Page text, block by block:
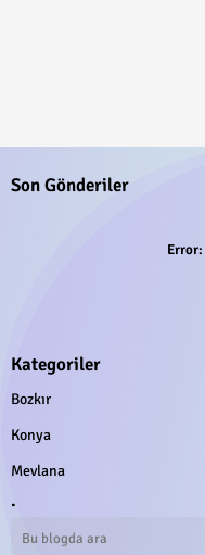
Son Gönderiler
Error:
Kategoriler
Bozkır
Konya
Mevlana
.